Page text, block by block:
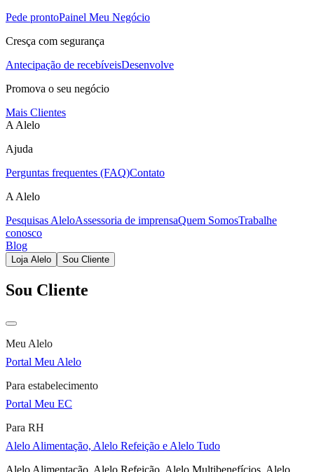
Pede prontoPainel Meu Negócio
Cresça com segurança
Antecipação de recebíveisDesenvolve
Promova o seu negócio
Mais Clientes
A Alelo
Ajuda
Perguntas frequentes (FAQ)Contato
A Alelo
Pesquisas AleloAssessoria de imprensaQuem SomosTrabalhe
conosco
Blog
Loja Alelo Sou Cliente
Sou Cliente
Meu Alelo
Portal Meu Alelo
Para estabelecimento
Portal Meu EC
Para RH
Alelo Alimentação, Alelo Refeição e Alelo Tudo
Alelo Alimentação, Alelo Refeição, Alelo Multibenefícios, Alelo